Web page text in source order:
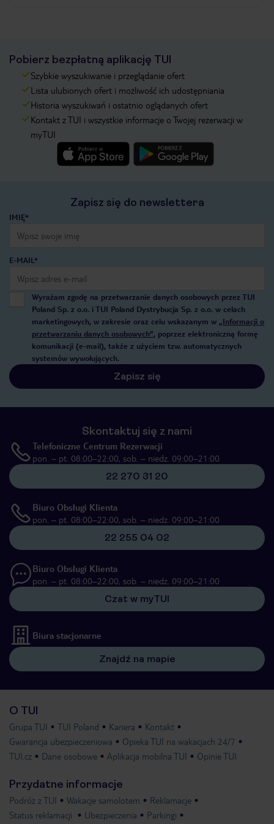
Pobierz bezpłatną aplikację TUI
Szybkie wyszukiwanie i przeglądanie ofert
Lista ulubionych ofert i możliwość ich udostępniania
Historia wyszukiwań i ostatnio oglądanych ofert
Kontakt z TUI i wszystkie informacje o Twojej rezerwacji w
myTUI
Zapisz się do newslettera
IMIĘ*
E-MAIL*
Wyrażam zgodę na przetwarzanie danych osobowych przez TUI
Poland Sp. z o.o. i TUI Poland Dystrybucja Sp. z o.o. w celach
marketingowych, w zakresie oraz celu wskazanym w „Informacji o
przetwarzaniu danych osobowych”, poprzez elektroniczną formę
komunikacji (e-mail), także z użyciem tzw. automatycznych
systemów wywołujących.
Zapisz się
Skontaktuj się z nami
Telefoniczne Centrum Rezerwacji
pon. – pt. 08:00–22:00, sob. – niedz. 09:00–21:00
22 270 31 20
Biuro Obsługi Klienta
pon. – pt. 08:00–22:00, sob. – niedz. 09:00–21:00
22 255 04 02
Biuro Obsługi Klienta
pon. – pt. 08:00–22:00, sob. – niedz. 09:00–21:00
Czat w myTUI
Biura stacjonarne
Znajdź na mapie
O TUI
Grupa TUI TUI Poland Kariera
Kontakt
Gwarancja ubezpieczeniowa
Opieka TUI na wakacjach 24/7
TUI.cz
Dane osobowe Aplikacja mobilna TUI Opinie TUI
Przydatne informacje
Podróż z TUI Wakacje samolotem
Reklamacje
Status reklamacji
Ubezpieczenia Parkingi